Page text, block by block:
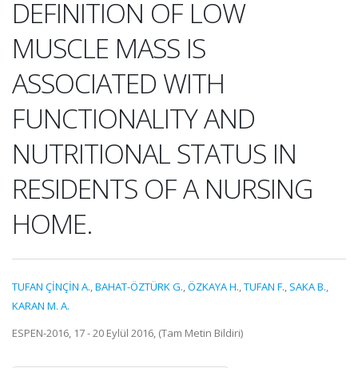
DEFINITION OF LOW
MUSCLE MASS IS
ASSOCIATED WITH
FUNCTIONALITY AND
NUTRITIONAL STATUS IN
RESIDENTS OF A NURSING
HOME.
TUFAN ÇİNÇİN A.,BAHAT-ÖZTÜRK G.,ÖZKAYA H.,TUFAN F., SAKA B.,
KARAN M. A.
ESPEN-2016, 17 - 20 Eylül 2016, (Tam Metin Bildiri)